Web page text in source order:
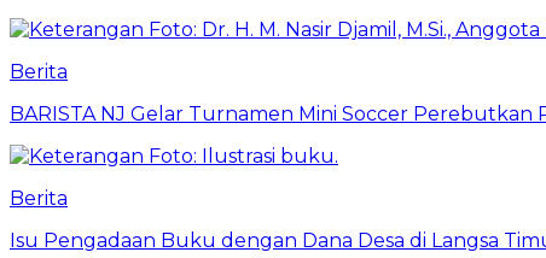
Berita
BARISTA NJ Gelar Turnamen Mini Soccer Perebutkan
Berita
Isu Pengadaan Buku dengan Dana Desa di Langsa